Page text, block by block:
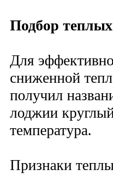
Подбор
Для
сниженной
получил
лоджии
температура.
Признаки